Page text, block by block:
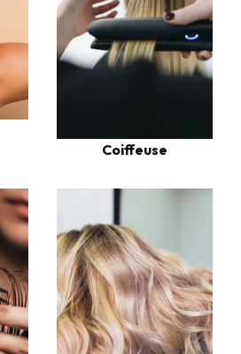
Coiffeuse